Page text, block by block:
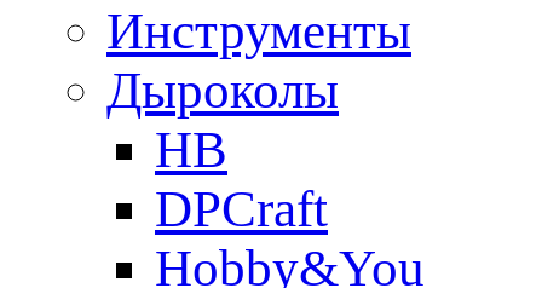
Инструменты
Дыроколы
HB
DPCraft
Hobby&You